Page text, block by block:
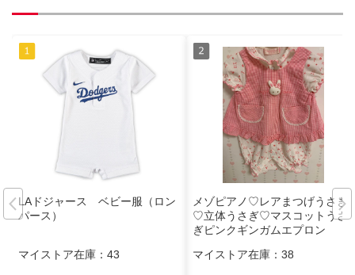
LAドジャース ベビー服（ロン
パース）
マイストア在庫： 43
メゾピアノ♡レアまつげうさぎ
♡立体うさぎ♡マスコットうさ
ぎピンクギンガムエプロン
マイストア在庫： 38